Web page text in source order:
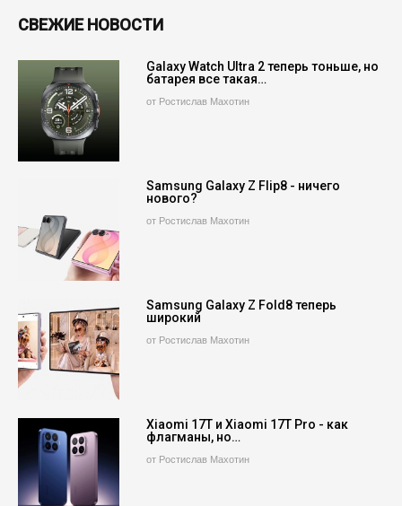
СВЕЖИЕ НОВОСТИ
Galaxy Watch Ultra 2 теперь тоньше, но
батарея все такая…
от Ростислав Махотин
Samsung Galaxy Z Flip8 - ничего
нового?
от Ростислав Махотин
Samsung Galaxy Z Fold8 теперь
широкий
от Ростислав Махотин
Xiaomi 17T и Xiaomi 17T Pro - как
флагманы, но…
от Ростислав Махотин